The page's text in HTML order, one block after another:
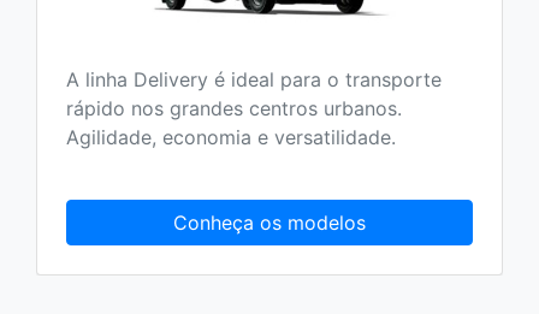
A linha Delivery é ideal para o transporte
rápido nos grandes centros urbanos.
Agilidade, economia e versatilidade.
Conheça os modelos